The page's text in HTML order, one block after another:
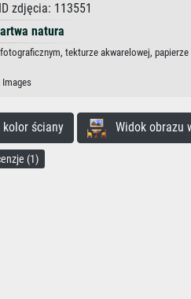
zdjęcia: 113551
natura
tekturze akwarelowej,
ściany Widok obrazu
(1)